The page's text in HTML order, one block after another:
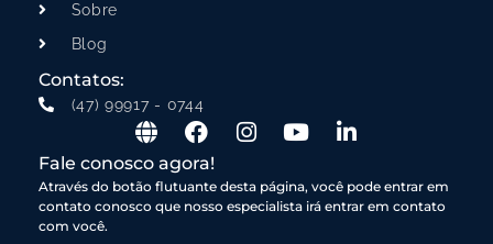
Sobre
Blog
Contatos:
(47) 99917 - 0744
Fale conosco agora!
Através do botão flutuante desta página, você pode entrar em
contato conosco que nosso especialista irá entrar em contato
com você.